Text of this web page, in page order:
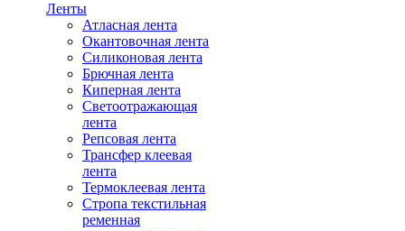
Ленты
Атласная лента
Окантовочная лента
Силиконовая лента
Брючная лента
Киперная лента
Светоотражающая
лента
Репсовая лента
Трансфер клеевая
лента
Термоклеевая лента
Стропа текстильная
ременная